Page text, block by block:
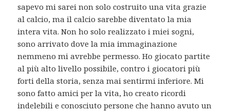
sapevo mi sarei non solo costruito una vita grazie
al calcio, ma il calcio sarebbe diventato la mia
intera vita. Non ho solo realizzato i miei sogni,
sono arrivato dove la mia immaginazione
nemmeno mi avrebbe permesso. Ho giocato partite
al più alto livello possibile, contro i giocatori più
forti della storia, senza mai sentirmi inferiore. Mi
sono fatto amici per la vita, ho creato ricordi
indelebili e conosciuto persone che hanno avuto un